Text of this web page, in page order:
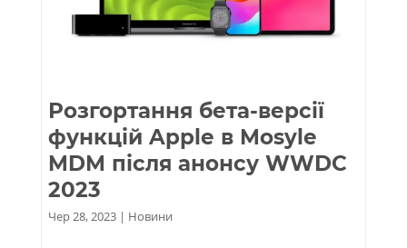
Розгортання бета-версії
функцій Apple в Mosyle
MDM після анонсу WWDC
2023
Чер 28, 2023| Новини